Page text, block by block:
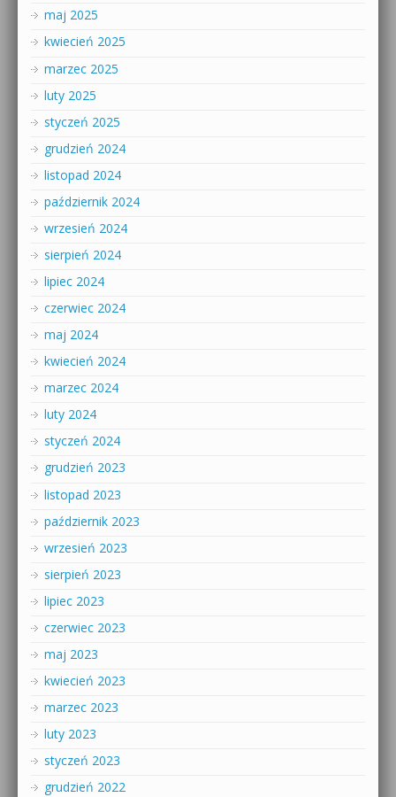
maj 2025
kwiecień 2025
marzec 2025
luty 2025
styczeń 2025
grudzień 2024
listopad 2024
październik 2024
wrzesień 2024
sierpień 2024
lipiec 2024
czerwiec 2024
maj 2024
kwiecień 2024
marzec 2024
luty 2024
styczeń 2024
grudzień 2023
listopad 2023
październik 2023
wrzesień 2023
sierpień 2023
lipiec 2023
czerwiec 2023
maj 2023
kwiecień 2023
marzec 2023
luty 2023
styczeń 2023
grudzień 2022